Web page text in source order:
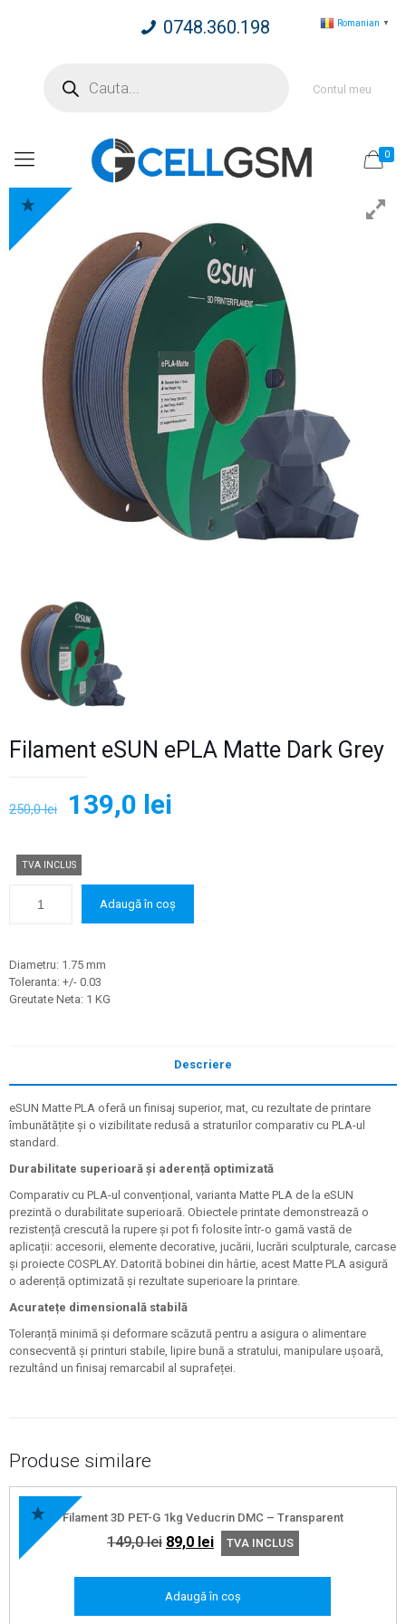
0748.360.198
search
Contul meu
0
Filament eSUN ePLA Matte Dark Grey
250,0lei
Prețul
a
fost:
250,0 lei.
139,0 lei
139,0 lei.
TVA INCLUS
Adaugă în coș
Diametru: 1.75 mm
Toleranta: +/- 0.03
Greutate Neta: 1 KG
Descriere
eSUN Matte PLA oferă un finisaj superior, mat, cu rezultate de printare
îmbunătățite și o vizibilitate redusă a straturilor comparativ cu PLA-ul
standard.
Durabilitate superioară și aderență optimizată
Comparativ cu PLA-ul convențional, varianta Matte PLA de la eSUN
prezintă o durabilitate superioară. Obiectele printate demonstrează o
rezistență crescută la rupere și pot fi folosite într-o gamă vastă de
aplicații: accesorii, elemente decorative, jucării, lucrări sculpturale, carcase
și proiecte COSPLAY. Datorită bobinei din hârtie, acest Matte PLA asigură
o aderență optimizată și rezultate superioare la printare.
Acuratețe dimensională stabilă
Toleranță minimă și deformare scăzută pentru a asigura o alimentare
consecventă și printuri stabile, lipire bună a stratului, manipulare ușoară,
rezultând un finisaj remarcabil al suprafeței.
Produse similare
Filament 3D PET-G 1kg Veducrin DMC – Transparent
149,0lei Prețul
fost:
89,0 leiPrețul
curent
89,0 lei.
TVA INCLUS
Adaugă în coș
Romanian ▼